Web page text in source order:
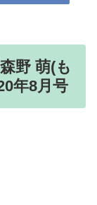
野 萌(も
年8月号